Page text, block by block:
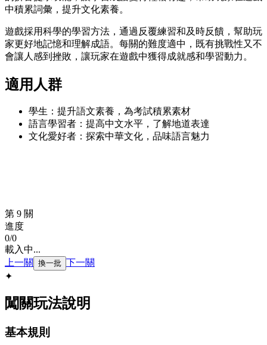
中積累詞彙，提升文化素養。
遊戲採用科學的學習方法，通過反覆練習和及時反饋，幫助玩
家更好地記憶和理解成語。每關的難度適中，既有挑戰性又不
會讓人感到挫敗，讓玩家在遊戲中獲得成就感和學習動力。
適用人群
學生：提升語文素養，為考試積累素材
語言學習者：提高中文水平，了解地道表達
文化愛好者：探索中華文化，品味語言魅力
第 9 關
進度
0/0
載入中...
上一關
換一批 下一關
✦
闖關玩法說明
基本規則